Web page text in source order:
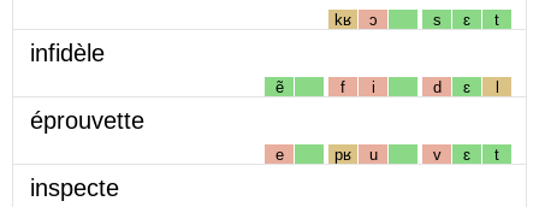
kʁ ɔ s ɛ t
infidèle
ẽ f i d ɛ l
éprouvette
e pʁ u v ɛ t
inspecte